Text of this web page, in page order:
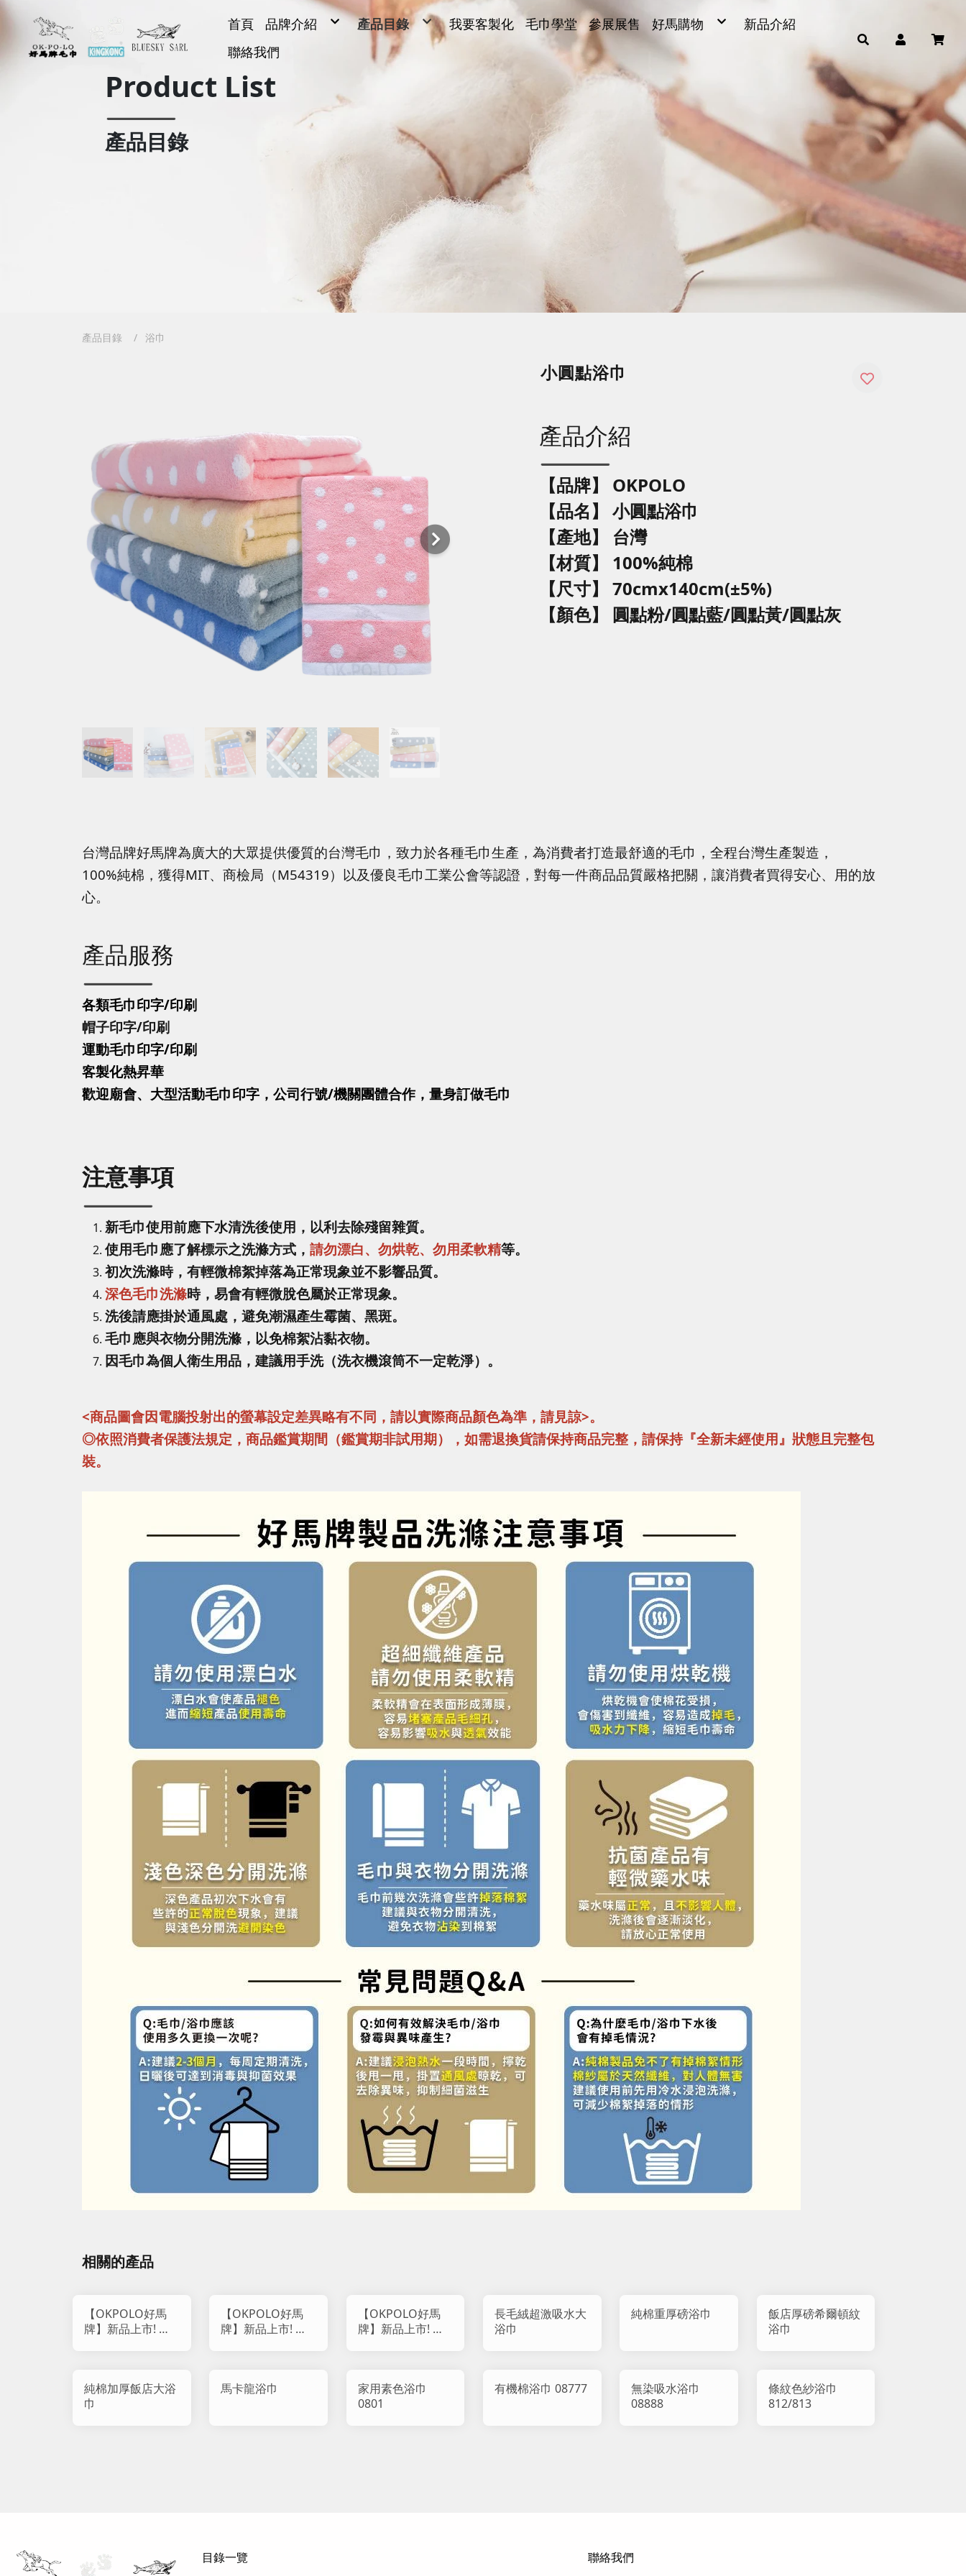
首頁 品牌介紹
KINGKONG
BLUESKY SARL
產品目錄
運動毛巾、麻紗巾
旅行用品
客製化(緹花/純棉印刷)
客製化2(超細纖維)
客製化3(超細纖維)
我要客製化 毛巾學堂 參展展售 好馬購物
新品介紹
聯絡我們
Product List
產品目錄
小圓點浴巾
產品介紹
【品牌】 OKPOLO
【品名】 小圓點浴巾
【產地】 台灣
【材質】 100%純棉
【尺寸】 70cmx140cm(±5%)
【顏色】 圓點粉/圓點藍/圓點黃/圓點灰
台灣品牌好馬牌為廣大的大眾提供優質的台灣毛巾，致力於各種毛巾生產，為消費者打造最舒適的毛巾，全程台灣生產製造，
100%純棉，獲得MIT、商檢局（M54319）以及優良毛巾工業公會等認證，對每一件商品品質嚴格把關，讓消費者買得安心、用的放
心。
產品服務
各類毛巾印字/印刷
帽子印字/印刷
運動毛巾印字/印刷
客製化熱昇華
歡迎廟會、大型活動毛巾印字，公司行號/機關團體合作，量身訂做毛巾
注意事項
新毛巾使用前應下水清洗後使用，以利去除殘留雜質。
使用毛巾應了解標示之洗滌方式， 請勿漂白、勿烘乾、勿用柔軟精等。
初次洗滌時，有輕微棉絮掉落為正常現象並不影響品質。
深色毛巾洗滌時，易會有輕微脫色屬於正常現象。
洗後請應掛於通風處，避免潮濕產生霉菌、黑斑。
毛巾應與衣物分開洗滌，以免棉絮沾黏衣物。
因毛巾為個人衛生用品，建議用手洗（洗衣機滾筒不一定乾淨）。
<商品圖會因電腦投射出的螢幕設定差異略有不同，請以實際商品顏色為準，請見諒>。
◎依照消費者保護法規定，商品鑑賞期間（鑑賞期非試用期），如需退換貨請保持商品完整，請保持『全新未經使用』狀態且完整包
裝。
相關的產品
【OKPOLO好馬
牌】新品上市! 柔
【OKPOLO好馬
牌】新品上市! 日
【OKPOLO好馬
牌】新品上市! 虎
長毛絨超激吸水大
浴巾
純棉重厚磅浴巾
飯店厚磅希爾頓紋
浴巾
純棉加厚飯店大浴
巾
馬卡龍浴巾
家用素色浴巾
0801
有機棉浴巾 08777
無染吸水浴巾
08888
條紋色紗浴巾
812/813
產品目錄 浴巾
目錄一覽 聯絡我們